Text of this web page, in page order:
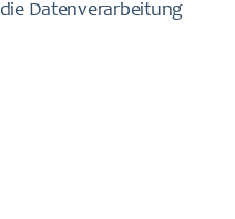
Datenverarbeitung